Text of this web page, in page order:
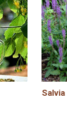
Salvia